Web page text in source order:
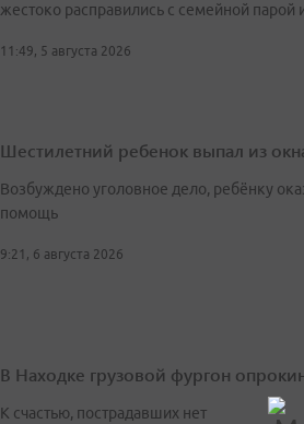
жестоко расправились с семейной
11:49, 5 августа 2026
Шестилетний ребенок выпал из
Возбуждено уголовное дело, ребёнку
помощь
9:21, 6 августа 2026
В Находке грузовой фургон
К счастью, пострадавших нет